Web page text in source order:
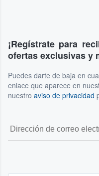
¡Regístrate para
ofertas exclusivas y
Puedes darte de baja en
enlace que aparece en
nuestro aviso de privacidad